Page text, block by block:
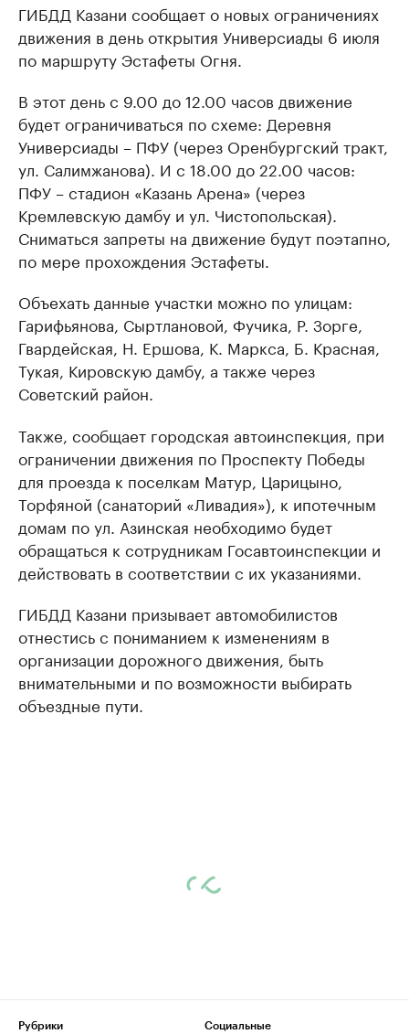
ГИБДД Казани сообщает о новых ограничениях
движения в день открытия Универсиады 6 июля
по маршруту Эстафеты Огня.
В этот день с 9.00 до 12.00 часов движение
будет ограничиваться по схеме: Деревня
Универсиады – ПФУ (через Оренбургский тракт,
ул. Салимжанова). И с 18.00 до 22.00 часов:
ПФУ – стадион «Казань Арена» (через
Кремлевскую дамбу и ул. Чистопольская).
Сниматься запреты на движение будут поэтапно,
по мере прохождения Эстафеты.
Объехать данные участки можно по улицам:
Гарифьянова, Сыртлановой, Фучика, Р. Зорге,
Гвардейская, Н. Ершова, К. Маркса, Б. Красная,
Тукая, Кировскую дамбу, а также через
Советский район.
Также, сообщает городская автоинспекция, при
ограничении движения по Проспекту Победы
для проезда к поселкам Матур, Царицыно,
Торфяной (санаторий «Ливадия»), к ипотечным
домам по ул. Азинская необходимо будет
обращаться к сотрудникам Госавтоинспекции и
действовать в соответствии с их указаниями.
ГИБДД Казани призывает автомобилистов
отнестись с пониманием к изменениям в
организации дорожного движения, быть
внимательными и по возможности выбирать
объездные пути.
Рубрики
Социальные